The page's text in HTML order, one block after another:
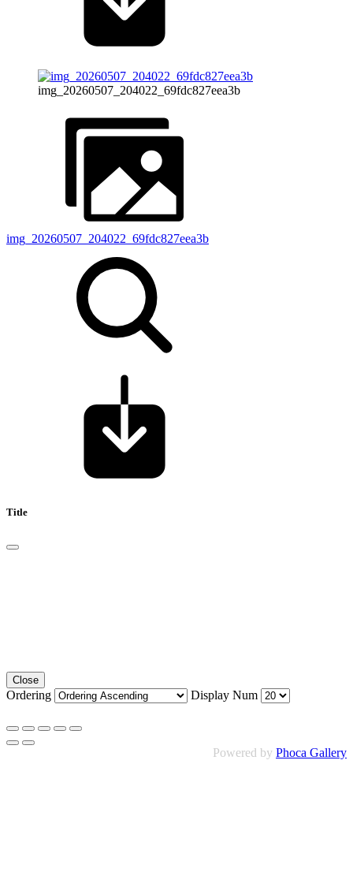
img_20260507_204022_69fdc827eea3b
img_20260507_204022_69fdc827eea3b
Title
Close
Ordering Display Num
Powered by Phoca Gallery